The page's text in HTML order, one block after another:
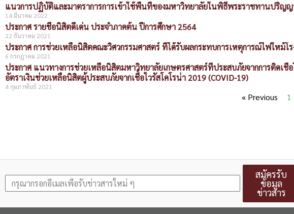
แนวการปฏิบัติและมาตราการการเข้าใช้พื้นที่ของมหาวิทยาลัยในพิธีพระราชทานปริญ
14 มีนาคม 2022
ประกาศ รายชื่อนิสิตดีเด่น ประจำภาคต้น ปีการศึกษา 2564
22 ธันวาคม 2021
ประกาศ การช่วยเหลือนิสิตคณะวิศวกรรมศาสตร์ ที่ได้รับผลกระทบการเหตุการณ์ไฟใหม้โ
6 กรกฎาคม 2021
ประกาศ แนวทางการช่วยเหลือนิสิตมหาวิทยาลัยเกษตรศาสตร์ที่ประสบภัยจากการติดเชื้
อัตราเงินช่วยเหลือนิสิตผู้ประสบภัยจากเชื้อไวรัสโคโรน่า 2019 (COVID-19)
4 กุมภาพันธ์ 2021
« Previous 1
สมัครรับ
ข้อมูล
ข่าวสาร